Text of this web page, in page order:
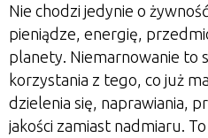
Nie chodzi jedynie o
pieniądze, energię,
planety. Niemarnowanie to
korzystania z tego, co już
dzielenia się, naprawiania,
jakości zamiast nadmiaru.